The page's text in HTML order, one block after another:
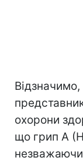
охорони
що грип А